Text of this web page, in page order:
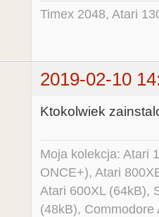
Timex 2048, Atari
2019-02-10
Ktokolwiek
Moja kolekcja: Atari
ONCE+), Atari
Atari 600XL (64kB),
(48kB),